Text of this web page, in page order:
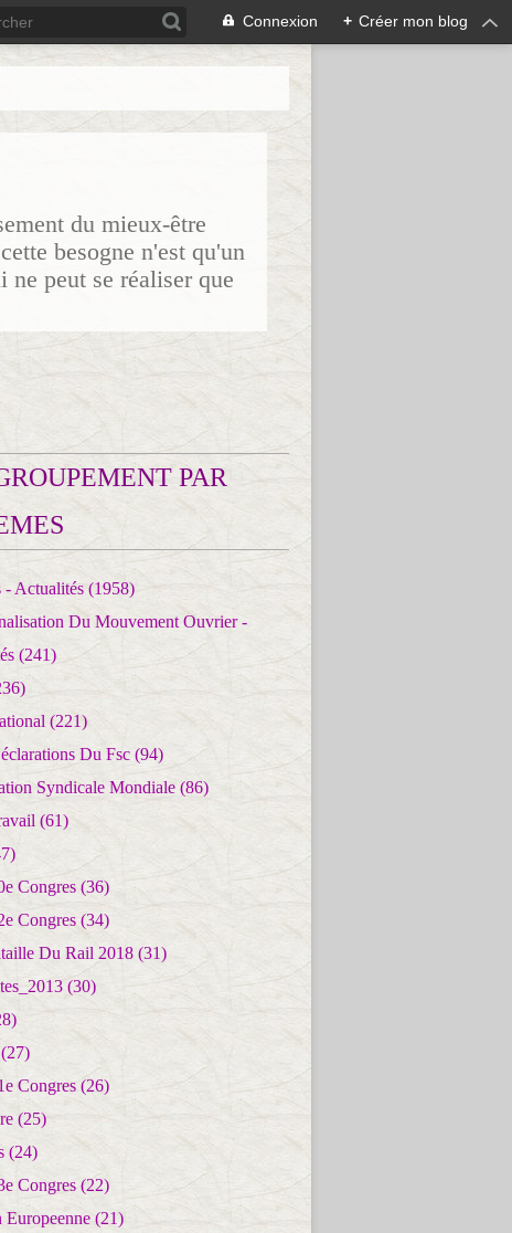
Connexion + Créer mon blog
du mieux-être
besogne n'est qu'un
peut se réaliser que
PAR
- Actualités (1958)
Du Mouvement Ouvrier -
(241)
(221)
Du Fsc (94)
Syndicale Mondiale (86)
(61)
Congres (36)
Congres (34)
Du Rail 2018 (31)
(30)
(27)
Congres (26)
(25)
(24)
Congres (22)
Europeenne (21)